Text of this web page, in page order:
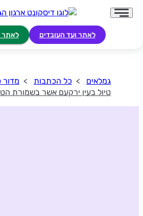
לאתר ועד העובדים לאתר
גמלאים כל הכתבות
מדור
טיול בעין ירקעם אשר בשמורת